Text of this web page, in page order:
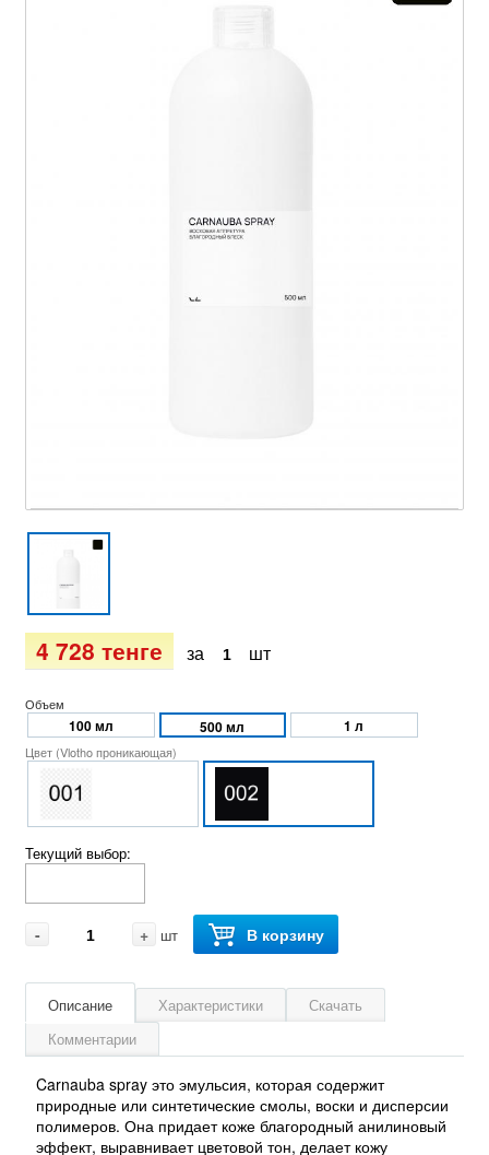
4 728 тенге за шт
Объем
100 мл 500 мл 1 л
Цвет (Vlotho проникающая)
Текущий выбор:
- + шт В корзину
Описание Характеристики
Скачать
Комментарии
Carnauba spray это эмульсия, которая содержит
природные или синтетические смолы, воски и дисперсии
полимеров. Она придает коже благородный анилиновый
эффект, выравнивает цветовой тон, делает кожу